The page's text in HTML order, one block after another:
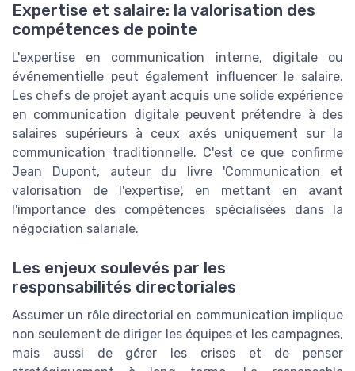
Expertise et salaire: la valorisation des
compétences de pointe
L'expertise en communication interne, digitale ou
événementielle peut également influencer le salaire.
Les chefs de projet ayant acquis une solide expérience
en communication digitale peuvent prétendre à des
salaires supérieurs à ceux axés uniquement sur la
communication traditionnelle. C'est ce que confirme
Jean Dupont, auteur du livre 'Communication et
valorisation de l'expertise', en mettant en avant
l'importance des compétences spécialisées dans la
négociation salariale.
Les enjeux soulevés par les
responsabilités directoriales
Assumer un rôle directorial en communication implique
non seulement de diriger les équipes et les campagnes,
mais aussi de gérer les crises et de penser